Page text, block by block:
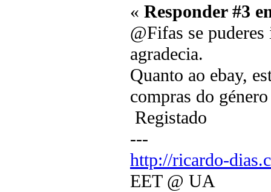
« Responder #3
@Fifas se
agradecia.
Quanto ao ebay,
compras do
Registado
---
http://ricardo-
EET @ UA